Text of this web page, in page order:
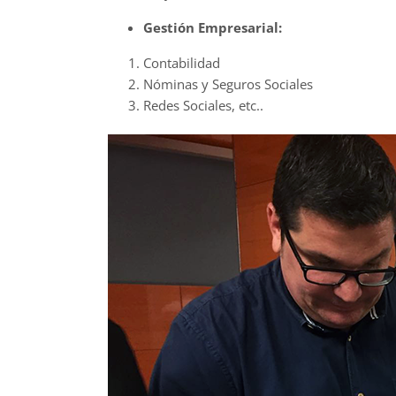
Gestión Empresarial:
Contabilidad
Nóminas y Seguros Sociales
Redes Sociales, etc..